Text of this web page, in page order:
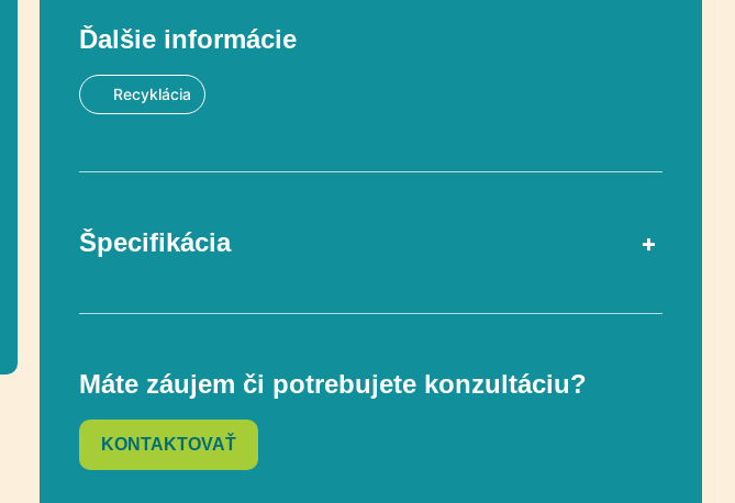
Ďalšie informácie
Recyklácia
Špecifikácia
V súlade s normou EN 1176-1 Áno
Máte záujem či potrebujete konzultáciu?
KONTAKTOVAŤ